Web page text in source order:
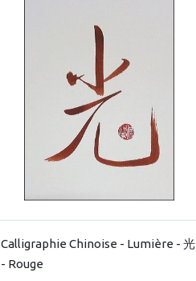
Calligraphie Chinoise - Lumière - 光
- Rouge